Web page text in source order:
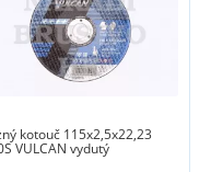
kotouč 115x2,5x22,23
VULCAN vydutý